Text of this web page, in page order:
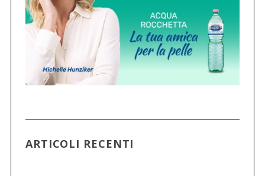
ARTICOLI RECENTI